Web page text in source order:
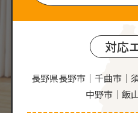
対応
長野県長野市｜千曲市｜
中野市｜飯